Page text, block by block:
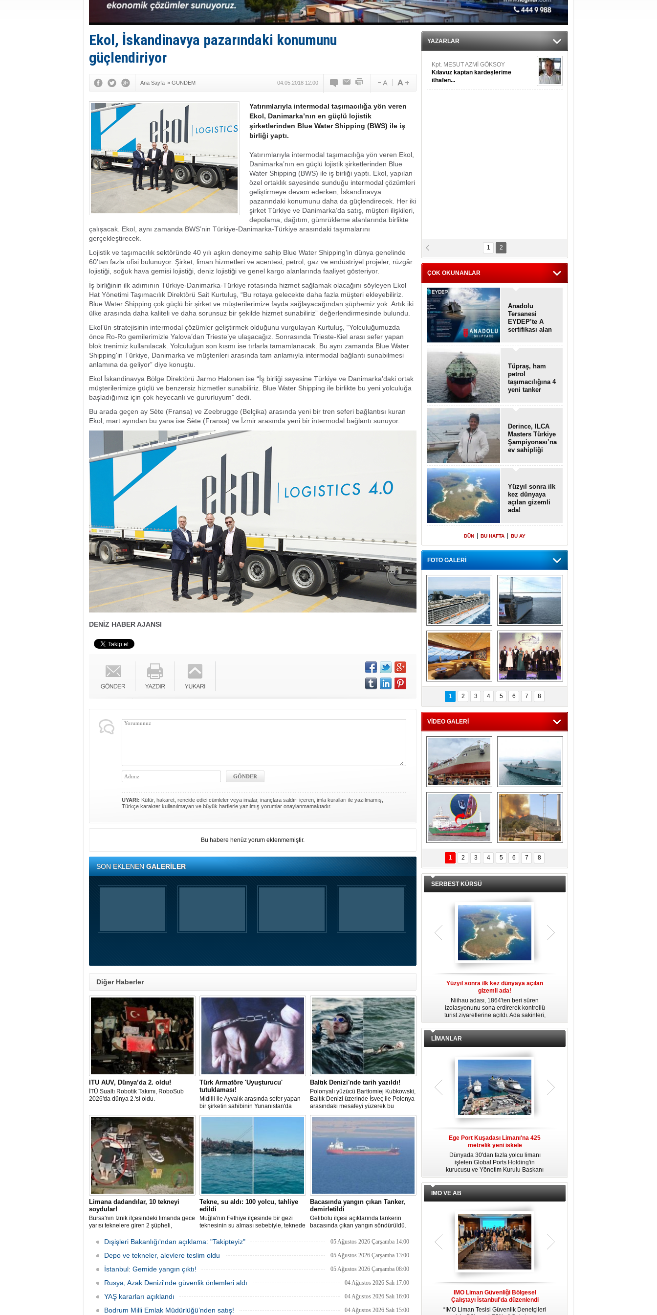
DÖDER, 28. Dönem Yönetim Kurulu Başkanını seçti!
Fairline, Türkiye’de ‘SoleMarin’i seçti
Baltık Denizi'nde tarih yazıldı!
Ekol, İskandinavya pazarındaki konumunu
güçlendiriyor
Ana Sayfa » GÜNDEM 04.05.2018 12:00
Yatırımlarıyla intermodal taşımacılığa yön veren
Ekol, Danimarka’nın en güçlü lojistik
şirketlerinden Blue Water Shipping (BWS) ile iş
birliği yaptı.
Yatırımlarıyla intermodal taşımacılığa yön veren Ekol,
Danimarka’nın en güçlü lojistik şirketlerinden Blue
Water Shipping (BWS) ile iş birliği yaptı. Ekol, yapılan
özel ortaklık sayesinde sunduğu intermodal çözümleri
geliştirmeye devam ederken, İskandinavya
pazarındaki konumunu daha da güçlendirecek. Her iki
şirket Türkiye ve Danimarka’da satış, müşteri ilişkileri,
depolama, dağıtım, gümrükleme alanlarında birlikte
çalışacak. Ekol, aynı zamanda BWS’nin Türkiye-Danimarka-Türkiye arasındaki taşımalarını
gerçekleştirecek.
Lojistik ve taşımacılık sektöründe 40 yılı aşkın deneyime sahip Blue Water Shipping’in dünya genelinde
60’tan fazla ofisi bulunuyor. Şirket; liman hizmetleri ve acentesi, petrol, gaz ve endüstriyel projeler, rüzgâr
lojistiği, soğuk hava gemisi lojistiği, deniz lojistiği ve genel kargo alanlarında faaliyet gösteriyor.
İş birliğinin ilk adımının Türkiye-Danimarka-Türkiye rotasında hizmet sağlamak olacağını söyleyen Ekol
Hat Yönetimi Taşımacılık Direktörü Sait Kurtuluş, “Bu rotaya gelecekte daha fazla müşteri ekleyebiliriz.
Blue Water Shipping çok güçlü bir şirket ve müşterilerimize fayda sağlayacağından şüphemiz yok. Artık iki
ülke arasında daha kaliteli ve daha sorunsuz bir şekilde hizmet sunabiliriz” değerlendirmesinde bulundu.
Ekol’ün stratejisinin intermodal çözümler geliştirmek olduğunu vurgulayan Kurtuluş, “Yolculuğumuzda
önce Ro-Ro gemilerimizle Yalova’dan Trieste’ye ulaşacağız. Sonrasında Trieste-Kiel arası sefer yapan
blok trenimiz kullanılacak. Yolculuğun son kısmı ise tırlarla tamamlanacak. Bu aynı zamanda Blue Water
Shipping'in Türkiye, Danimarka ve müşterileri arasında tam anlamıyla intermodal bağlantı sunabilmesi
anlamına da geliyor” diye konuştu.
Ekol İskandinavya Bölge Direktörü Jarmo Halonen ise “İş birliği sayesine Türkiye ve Danimarka'daki ortak
müşterilerimize güçlü ve benzersiz hizmetler sunabiliriz. Blue Water Shipping ile birlikte bu yeni yolculuğa
başladığımız için çok heyecanlı ve gururluyum” dedi.
Bu arada geçen ay Sète (Fransa) ve Zeebrugge (Belçika) arasında yeni bir tren seferi bağlantısı kuran
Ekol, mart ayından bu yana ise Sète (Fransa) ve İzmir arasında yeni bir intermodal bağlantı sunuyor.
DENİZ HABER AJANSI
UYARI: Küfür, hakaret, rencide edici cümleler veya imalar, inançlara saldırı içeren, imla kuralları ile yazılmamış,
Türkçe karakter kullanılmayan ve büyük harflerle yazılmış yorumlar onaylanmamaktadır.
Bu habere henüz yorum eklenmemiştir.
SON EKLENENGALERİLER
Diğer Haberler
İTU AUV, Dünya’da 2. oldu!
İTÜ Sualtı Robotik Takımı, RoboSub
2026'da dünya 2.'si oldu.
Türk Armatöre 'Uyuşturucu'
tutuklaması!
Midilli ile Ayvalık arasında sefer yapan
bir şirketin sahibinin Yunanistan'da
tutuklandığı bildirildi.
Baltık Denizi'nde tarih yazıldı!
Polonyalı yüzücü Bartłomiej Kubkowski,
Baltık Denizi üzerinde İsveç ile Polonya
arasındaki mesafeyi yüzerek bu
başarının ilk örneği olarak tarihe geçti.
Limana dadandılar, 10 tekneyi
soydular!
Bursa'nın İznik ilçesindeki limanda gece
yarısı teknelere giren 2 şüpheli,
çaldı. Olay, güvenlik kameralarına
yansıdı, tekne sahiplerinin ihbarıyla
jandarma inceleme başlattı.
Tekne, su aldı: 100 yolcu, tahliye
edildi
Muğla'nın Fethiye ilçesinde bir gezi
teknesinin su alması sebebiyle, teknede
teknenin batmaması için bölgede
kurtarma çalışması başlatıldı.
Bacasında yangın çıkan Tanker,
demirletildi
Gelibolu ilçesi açıklarında tankerin
bacasında çıkan yangın söndürüldü.
Sahası'na demirletildi.
Dışişleri Bakanlığı'ndan açıklama: "Takipteyiz" 05 Ağustos 2026 Çarşamba 14:00
Depo ve tekneler, alevlere teslim oldu 05 Ağustos 2026 Çarşamba 13:00
İstanbul: Gemide yangın çıktı! 05 Ağustos 2026 Çarşamba 08:00
Rusya, Azak Denizi'nde güvenlik önlemleri aldı 04 Ağustos 2026 Salı 17:00
YAŞ kararları açıklandı 04 Ağustos 2026 Salı 16:00
Bodrum Milli Emlak Müdürlüğü’nden satış! 04 Ağustos 2026 Salı 15:00
YAZARLAR
inşa sanayi üzerine etkileri
Kpt. MESUT AZMİ GÖKSOY
Kılavuz kaptan kardeşlerime
ithafen...
1 2
ÇOK OKUNANLAR
Anadolu
Tersanesi
EYDEP’te A
sertifikası alan
Tüpraş, ham
petrol
taşımacılığına 4
yeni tanker
Derince, ILCA
Masters Türkiye
Şampiyonası’na
ev sahipliği
Yüzyıl sonra ilk
kez dünyaya
açılan gizemli
ada!
DÜN BU HAFTA BU AY
FOTO GALERİ
“Gemi içinde gemi”
konsepti ile MSC
Splendida
Dünyada tek!
Denizaltı yüzer
havuzu intikal
seyrine başladı
MSC'den 55 milyon
euroluk turizm geliri
müjdesi
5. Bosphorus Ship
Brokers Dinner,
İstanbul’da yapıldı
1 2 3 4 5 6 7 8
VİDEO GALERİ
Çeksan Tersanesi,
Başaran Bayrak
tankerini suya
indirdi
TCG Anadolu,
tersane teknik
seyrini tamamladı
Göçmenlerin
imdadına Türk
sahipli MINA DENIZ
yetişti
Milas’taki yangın
yeniden termik
santrallere doğru
ilerliyor
1 2 3 4 5 6 7 8
SERBEST KÜRSÜ
BlueForge kazandı
Denizcilik teknolojileri alanında faaliyet
gösteren, merkezi İstanbul’da, üretim
ve Ar-Ge faaliyetlerinin önemli
bölümünü ise Trabzon’da sürdüren
BlueForge, ResQR insansız
cankurtaran sistemi ihalesini kazandı
Yüzyıl sonra ilk kez dünyaya açılan
gizemli ada!
Niihau adası, 1864'ten beri süren
izolasyonunu sona erdirerek kontrollü
turist ziyaretlerine açıldı. Ada sakinleri,
modern teknolojiden uzak, katı
kurallarla dolu bir yaşam sürdürüyor.
Sultan Mehmet Köprüsü'nün
özelleştirilmesine yönelik ihaleyle
LİMANLAR
Varlık Fonu’ndan Alsancak Limanı
açıklaması
Alsancak Limanı’nın işletmesinde yeni
Yardımcısı Aziz Murat Uluğ, limanda
satış ya da imtiyaz devri yapılmadığını
belirterek, “Yük limanı operasyonlarını
yerli ve milli Alport’a teslim ettik”
açıklamasında bulundu.
Ege Port Kuşadası Limanı'na 425
metrelik yeni iskele
Dünyada 30'dan fazla yolcu limanı
işleten Global Ports Holding'in
kurucusu ve Yönetim Kurulu Başkanı
Mehmet Kutman'ın sahibi olduğu Ege
Port Kuşadası, yeni bir yatırım
uluslararası liman işletmeciliği markası
Alport bünyesinde kurulan Alport
IMO VE AB
Dörtel Gemi Söküm AB listesinden
çıkarıldı
Aliağa’daki Dörtel Gemi Söküm AB
IMO Liman Güvenliği Bölgesel
Çalıştayı İstanbul'da düzenlendi
“IMO Liman Tesisi Güvenlik Denetçileri